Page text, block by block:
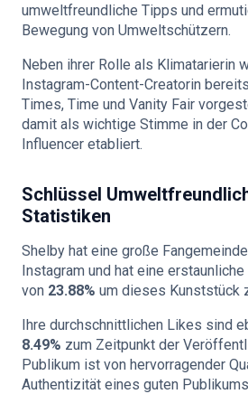
umweltfreundliche Tipps und
Bewegung von Umweltschützern.
Neben ihrer Rolle als Klimatarierin
Instagram-Content-Creatorin
Times, Time und Vanity Fair
damit als wichtige Stimme in der
Influencer etabliert.
Schlüssel
Statistiken
Shelby hat eine große
Instagram und hat eine
von 23.88% um dieses Kunststück
Ihre durchschnittlichen Likes sind
8.49% zum Zeitpunkt der
Publikum ist von hervorragender
Authentizität eines guten